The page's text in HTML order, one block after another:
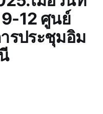
12 ศูนย์
รประชุมอิม